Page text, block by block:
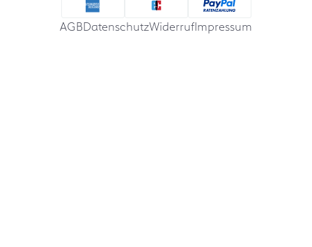
AGBDatenschutzWiderrufImpressum